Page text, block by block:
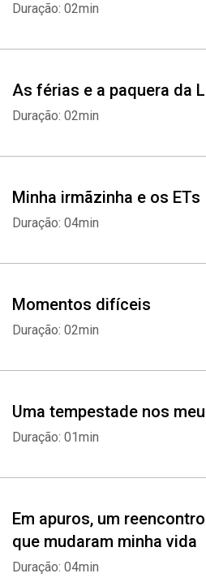
Duração: 02min
As férias e a paquera da
Duração: 02min
Minha irmãzinha e os ETs
Duração: 04min
Momentos difíceis
Duração: 02min
Uma tempestade nos
Duração: 01min
Em apuros, um
que mudaram minha vida
Duração: 04min